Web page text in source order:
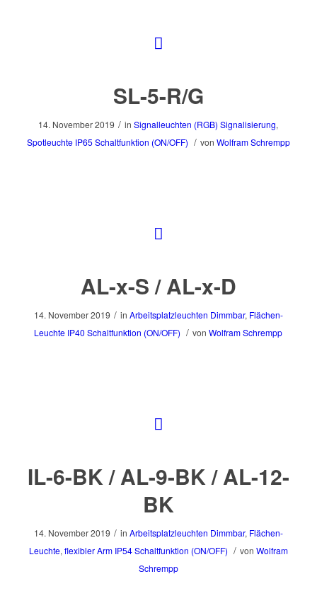
SL-5-R/G
14. November 2019 / inSignalleuchten (RGB) Signalisierung,
Spotleuchte IP65Schaltfunktion (ON/OFF) / von Wolfram Schrempp
AL-x-S / AL-x-D
14. November 2019 / in Arbeitsplatzleuchten Dimmbar, Flächen-
Leuchte IP40 Schaltfunktion (ON/OFF) / vonWolfram Schrempp
IL-6-BK / AL-9-BK / AL-12-
BK
14. November 2019 / in Arbeitsplatzleuchten Dimmbar, Flächen-
Leuchte, flexibler Arm IP54Schaltfunktion (ON/OFF) / von Wolfram
Schrempp